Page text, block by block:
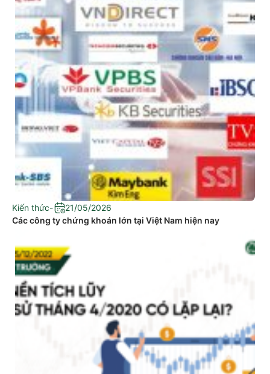
Kiến thức-
21/05/2026
Các công ty chứng khoán lớn tại Việt Nam hiện nay